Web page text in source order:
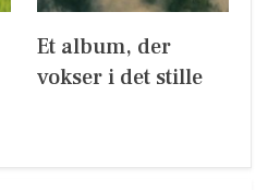
Et album, der
vokser i det stille